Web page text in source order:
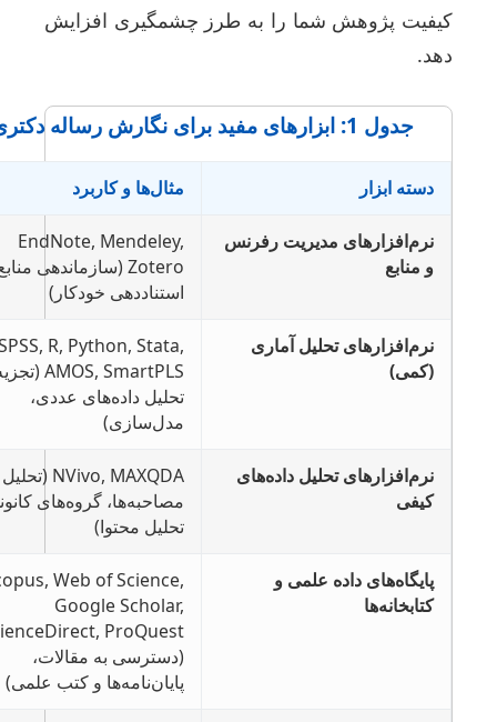
پژوهش شما را به طرز چشمگیری افزایش
جدول 1: ابزارهای مفید برای نگارش رساله دکتری
دسته ابزار مثال‌ها و کاربرد
نرم‌افزارهای مدیریت رفرنس
و منابع
EndNote, Mendeley,
Zotero (سازماندهی منابع،
استناددهی خودکار)
نرم‌افزارهای تحلیل آماری
SPSS, R, Python, Stata,
AMOS, SmartPLS (تجزیه و
تحلیل داده‌های عددی،
مدل‌سازی)
نرم‌افزارهای تحلیل داده‌های
NVivo, MAXQDA (تحلیل
مصاحبه‌ها، گروه‌های کانونی و
تحلیل محتوا)
پایگاه‌های داده علمی و
کتابخانه‌ها
Scopus, Web of Science,
Google Scholar,
ScienceDirect, ProQuest
(دسترسی به مقالات،
پایان‌نامه‌ها و کتب علمی)